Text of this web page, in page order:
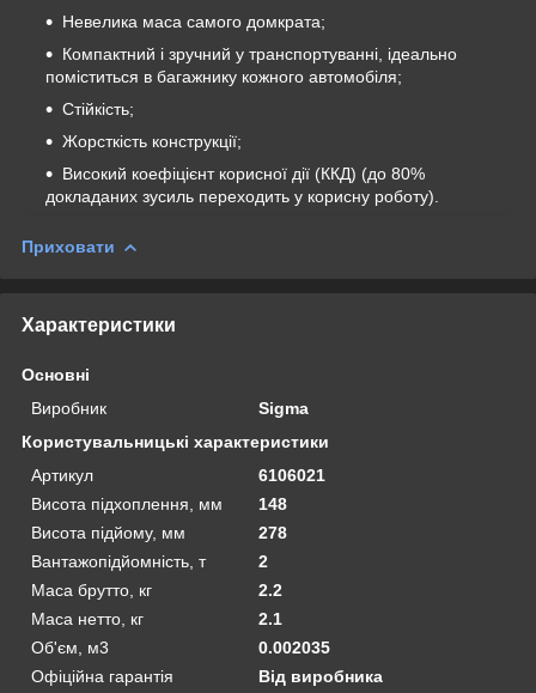
Невелика маса самого домкрата;
Компактний і зручний у транспортуванні, ідеально
поміститься в багажнику кожного автомобіля;
Стійкість;
Жорсткість конструкції;
Високий коефіцієнт корисної дії (ККД) (до 80%
докладаних зусиль переходить у корисну роботу).
Приховати
Характеристики
Основні
Виробник
Sigma
Користувальницькі характеристики
Артикул
6106021
Висота підхоплення, мм
148
Висота підйому, мм
278
Вантажопідйомність, т
2
Маса брутто, кг
2.2
Маса нетто, кг
2.1
Об'єм, м3
0.002035
Офіційна гарантія
Від виробника